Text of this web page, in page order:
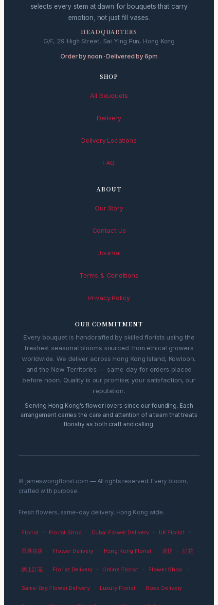
selects every stem at dawn for bouquets that carry
emotion, not just fill vases.
HEADQUARTERS
G/F, 29 High Street, Sai Ying Pun, Hong Kong
Order by noon · Delivered by 6pm
SHOP
All Bouquets
Delivery
Delivery Locations
FAQ
ABOUT
Our Story
Contact Us
Journal
Terms & Conditions
Privacy Policy
OUR COMMITMENT
Every bouquet is handcrafted by skilled florists using the
freshest seasonal blooms sourced from ethical growers
worldwide. We deliver across Hong Kong Island, Kowloon,
and the New Territories — same-day for orders placed
before noon. Quality is our promise; your satisfaction, our
reputation.
Serving Hong Kong’s flower lovers since our founding. Each
arrangement carries the care and attention of a team that treats
floristry as both craft and calling.
© jameswongflorist.com — All rights reserved. Every bloom,
crafted with purpose.
Fresh flowers, same-day delivery, Hong Kong wide.
Florist · Florist Shop · Dubai Flower Delivery · UK Florist ·
香港花店 · Flower Delivery · Hong Kong Florist · 送花 · 訂花 ·
網上訂花 · Florist Delivery · Online Florist · Flower Shop ·
Same-Day Flower Delivery · Luxury Florist · Rose Delivery ·